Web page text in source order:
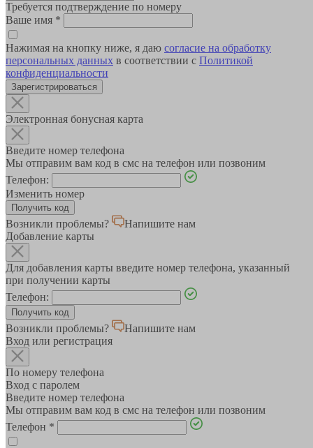
Требуется подтверждение по номеру
Ваше имя *
Нажимая на кнопку ниже, я даю согласие на обработку
персональных данных в соответствии с Политикой
конфиденциальности
Зарегистрироваться
Электронная бонусная карта
Введите номер телефона
Мы отправим вам код в смс на телефон или позвоним
Телефон:
Изменить номер
Возникли проблемы?
Напишите нам
Добавление карты
Для добавления карты введите номер телефона, указанный
при получении карты
Телефон:
Возникли проблемы?
Напишите нам
Вход или регистрация
По номеру телефона
Вход с паролем
Введите номер телефона
Мы отправим вам код в смс на телефон или позвоним
Телефон *